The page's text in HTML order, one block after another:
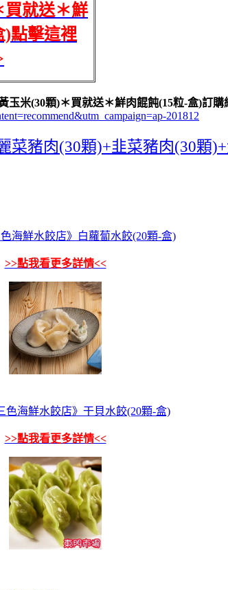
買就送＊鮮
)點擊這裡
玉米(30顆)＊買就送＊鮮肉餛飩(15粒-盒)訂購
201812
豬肉(30顆)+韭菜豬肉(30顆
色海鮮水餃店》白蘿蔔水餃(20顆-盒)
>>點我看更多詳情<<
色海鮮水餃店》干貝水餃(20顆-盒)
>>點我看更多詳情<<